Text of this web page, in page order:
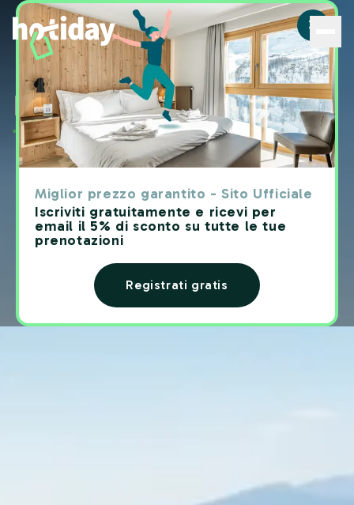
Miglior prezzo garantito - Sito Ufficiale
Iscriviti gratuitamente e ricevi per
email il 5% di sconto su tutte le tue
prenotazioni
Registrati gratis
Hotel a
Taormina Hotiday
Hotel a Taormina: le migliori camere con Hotiday -